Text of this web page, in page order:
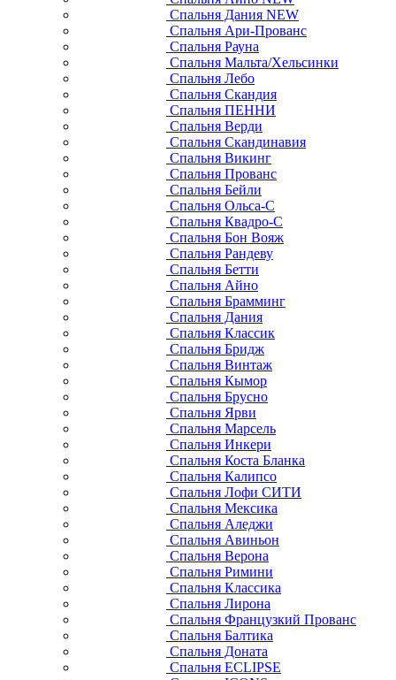
Спальня Дания NEW
Спальня Ари-Прованс
Спальня Рауна
Спальня Мальта/Хельсинки
Спальня Лебо
Спальня Скандия
Спальня ПЕННИ
Спальня Верди
Спальня Скандинавия
Спальня Викинг
Спальня Прованс
Спальня Бейли
Спальня Ольса-С
Спальня Квадро-С
Спальня Бон Вояж
Спальня Рандеву
Спальня Бетти
Спальня Айно
Спальня Брамминг
Спальня Дания
Спальня Классик
Спальня Бридж
Спальня Винтаж
Спальня Кымор
Спальня Брусно
Спальня Ярви
Спальня Марсель
Спальня Инкери
Спальня Коста Бланка
Спальня Калипсо
Спальня Лофи СИТИ
Спальня Мексика
Спальня Аледжи
Спальня Авиньон
Спальня Верона
Спальня Римини
Спальня Классика
Спальня Лирона
Спальня Французкий Прованс
Спальня Балтика
Спальня Доната
Спальня ECLIPSE